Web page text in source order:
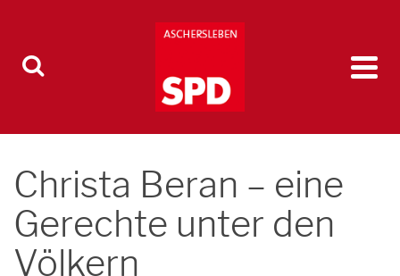
Christa Beran – eine
Gerechte unter den
Völkern